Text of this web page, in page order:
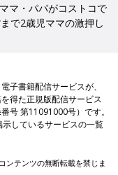
マ・パパがコストコで
で2歳児ママの激押し
子書籍配信サービスが、
得た正規版配信サービス
号 第11091000号）です。
示しているサービスの一覧
ンテンツの無断転載を禁じま